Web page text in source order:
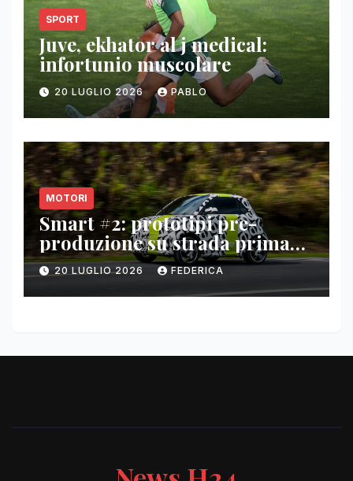
SPORT
Juve, ekhator al j medical:
infortunio muscolare
20 LUGLIO 2026 PABLO
MOTORI
Smart #2: prototipi pre-
produzione su strada prima
del paris motor show 2026
20 LUGLIO 2026 FEDERICA